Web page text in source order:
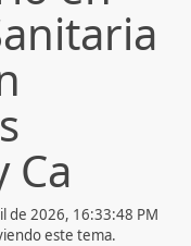
Ca
de 2026, 16:33:48 PM
este tema.